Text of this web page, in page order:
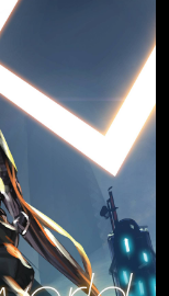
花ラミィ 「熱
watch?
ル・レダ：